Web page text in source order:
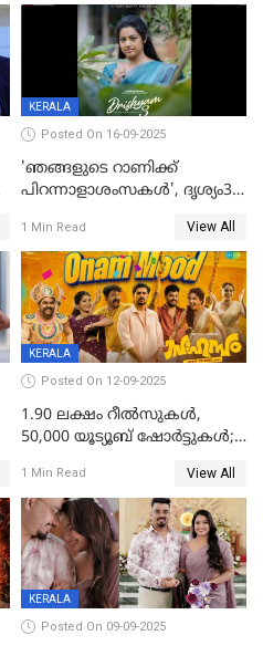
KERALA
Posted On 16-09-2025
'ഞങ്ങളുടെ റാണിക്ക്
പിറന്നാളാശംസകൾ', ദൃശ്യം3-
പോസ്റ്റർ പുറത്തുവിട്ടു
1 Min Read View All
KERALA
Posted On 12-09-2025
1.90 ലക്ഷം റീല്‍സുകള്‍,
50,000 യൂട്യൂബ് ഷോര്‍ട്ടുകള്‍;
ഹിറ്റായി ഓണം മൂഡ് ഗാനം
1 Min Read View All
KERALA
Posted On 09-09-2025